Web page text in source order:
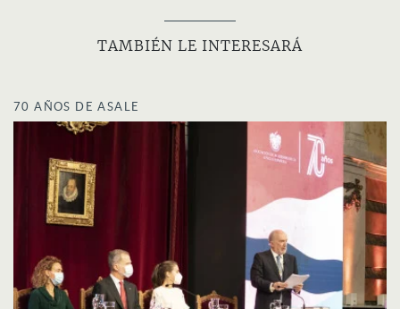
TAMBIÉN LE INTERESARÁ
70 AÑOS DE ASALE